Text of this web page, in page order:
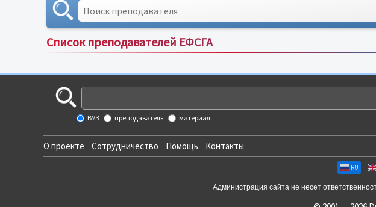
Список преподавателей ЕФСГА
ВУЗ преподаватель материал
О проекте Сотрудничество Помощь Контакты
RU
Администрация сайта не несет